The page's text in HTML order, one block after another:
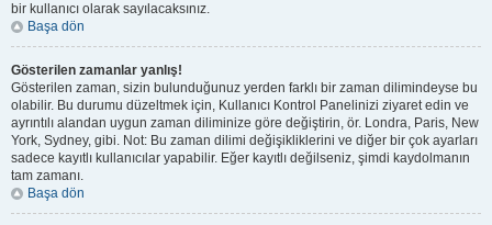
bir kullanıcı olarak sayılacaksınız.
Başa dön
Gösterilen zamanlar yanlış!
Gösterilen zaman, sizin bulunduğunuz yerden farklı bir zaman dilimindeyse bu
olabilir. Bu durumu düzeltmek için, Kullanıcı Kontrol Panelinizi ziyaret edin ve
ayrıntılı alandan uygun zaman diliminize göre değiştirin, ör. Londra, Paris, New
York, Sydney, gibi. Not: Bu zaman dilimi değişikliklerini ve diğer bir çok ayarları
sadece kayıtlı kullanıcılar yapabilir. Eğer kayıtlı değilseniz, şimdi kaydolmanın
tam zamanı.
Başa dön